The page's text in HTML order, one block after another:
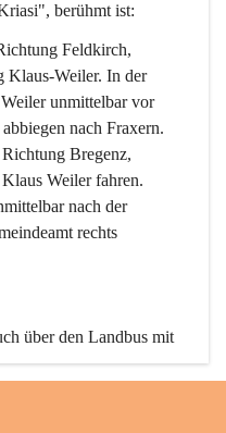
berühmt ist:
Feldkirch,
Klaus-Weiler. In der
unmittelbar vor
nach Fraxern.
Bregenz,
Weiler fahren.
nach der
rechts
über den Landbus mit
erreichen. Die Linie